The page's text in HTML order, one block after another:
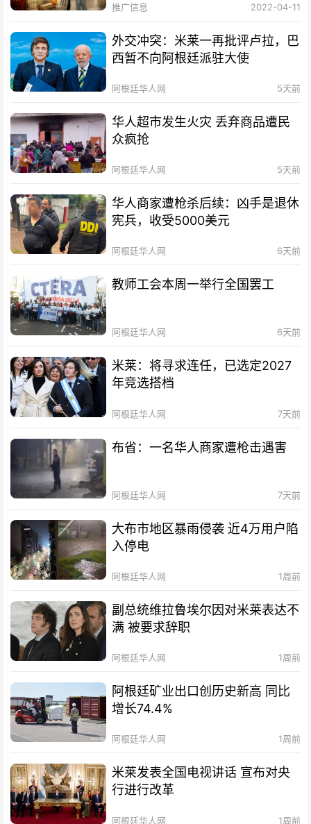
推广信息 2022-04-11
外交冲突：米莱一再批评卢拉，巴
西暂不向阿根廷派驻大使
阿根廷华人网 5天前
华人超市发生火灾 丢弃商品遭民
众疯抢
阿根廷华人网 5天前
华人商家遭枪杀后续：凶手是退休
宪兵，收受5000美元
阿根廷华人网 6天前
教师工会本周一举行全国罢工
阿根廷华人网 6天前
米莱：将寻求连任，已选定2027
年竞选搭档
阿根廷华人网 7天前
布省：一名华人商家遭枪击遇害
阿根廷华人网 7天前
大布市地区暴雨侵袭 近4万用户陷
入停电
阿根廷华人网 1周前
副总统维拉鲁埃尔因对米莱表达不
满 被要求辞职
阿根廷华人网 1周前
阿根廷矿业出口创历史新高 同比
增长74.4%
阿根廷华人网 1周前
米莱发表全国电视讲话 宣布对央
行进行改革
阿根廷华人网 1周前